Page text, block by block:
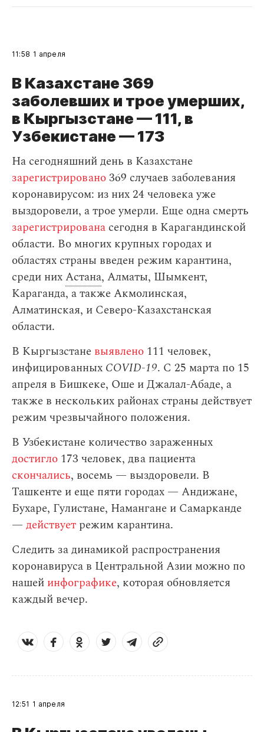
11:58 1 апреля
В Казахстане 369
заболевших и трое умерших,
в Кыргызстане — 111, в
Узбекистане — 173
На сегодняшний день в Казахстане
зарегистрировано369 случаев заболевания
коронавирусом: из них 24 человека уже
выздоровели, а трое умерли. Еще одна смерть
зарегистрирована сегодня в Карагандинской
области. Во многих крупных городах и
областях страны введен режим карантина,
среди нихАстана, Алматы, Шымкент,
Караганда, а также Акмолинская,
Алматинская, и Северо-Казахстанская
области.
В Кыргызстане выявлено 111 человек,
инфицированных COVID-19. С 25 марта по 15
апреля в Бишкеке, Оше и Джалал-Абаде, а
также в нескольких районах страны действует
режим чрезвычайного положения.
В Узбекистане количество зараженных
достигло 173 человек, два пациента
скончались, восемь — выздоровели. В
Ташкенте и еще пяти городах — Андижане,
Бухаре, Гулистане, Намангане и Самарканде
— действует режим карантина.
Следить за динамикой распространения
коронавируса в Центральной Азии можно по
нашей инфографике, которая обновляется
каждый вечер.
12:51 1 апреля